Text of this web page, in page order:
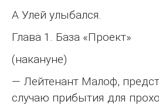
А Улей улыбался.
Глава 1. База «Проект»
(накануне)
— Лейтенант Малоф,
случаю прибытия для